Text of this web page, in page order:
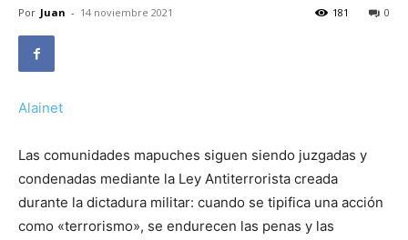
Por Juan - 14 noviembre 2021 0
181
Alainet
Las comunidades mapuches siguen siendo juzgadas y
condenadas mediante la Ley Antiterrorista creada
durante la dictadura militar: cuando se tipifica una acción
como «terrorismo», se endurecen las penas y las